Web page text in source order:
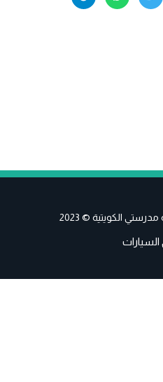
الكويتية © 2023